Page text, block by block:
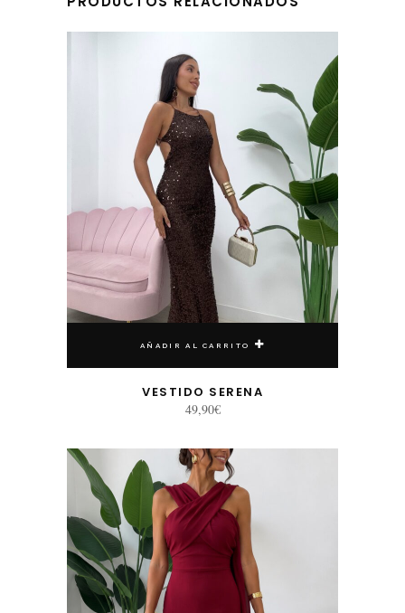
AÑADIR AL CARRITO
VESTIDO SERENA
49,90€
Este producto tiene múltiples variantes. Las opciones se pueden elegir en la página de producto